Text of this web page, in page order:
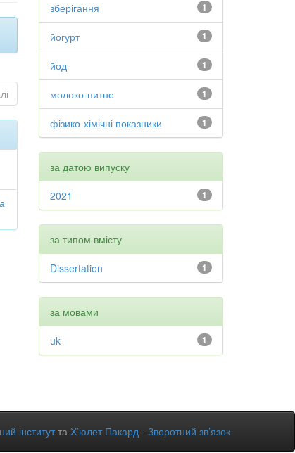
1
зберігання
1
йогурт
1
йод
1
молоко-питне
1
фізико-хімічні показники
за датою випуску
1
2021
за типом вмісту
1
Dissertation
за мовами
1
uk
інститутта Х’юлет Пакард - Зворотний зв’язок